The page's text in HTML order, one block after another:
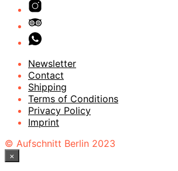
Newsletter
Contact
Shipping
Terms of Conditions
Privacy Policy
Imprint
© Aufschnitt Berlin 2023
×